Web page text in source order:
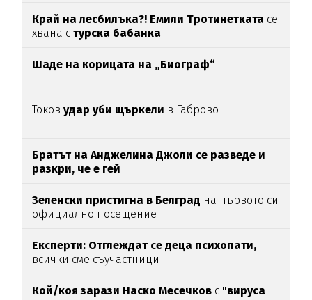
Край на лесбилъка?! Емили Тротинетката се
хвана с турска бабанка
Шаде на корицата на „Биограф“
Токовудар уби щъркели в Габрово
Братът на Анджелина Джоли се разведе и
разкри, че е гей
Зеленски пристигна в Белград на първото си
официално посещение
Експерти: Отглеждат се деца психопати,
всички сме съучастници
Кой/коя зарази Наско Месечков с "вируса